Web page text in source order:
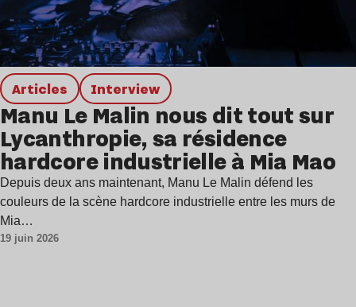
Articles interview
Manu Le Malin nous dit tout sur
Lycanthropie, sa résidence
hardcore industrielle à Mia Mao
Depuis deux ans maintenant, Manu Le Malin défend les
couleurs de la scène hardcore industrielle entre les murs de
Mia…
19 juin 2026